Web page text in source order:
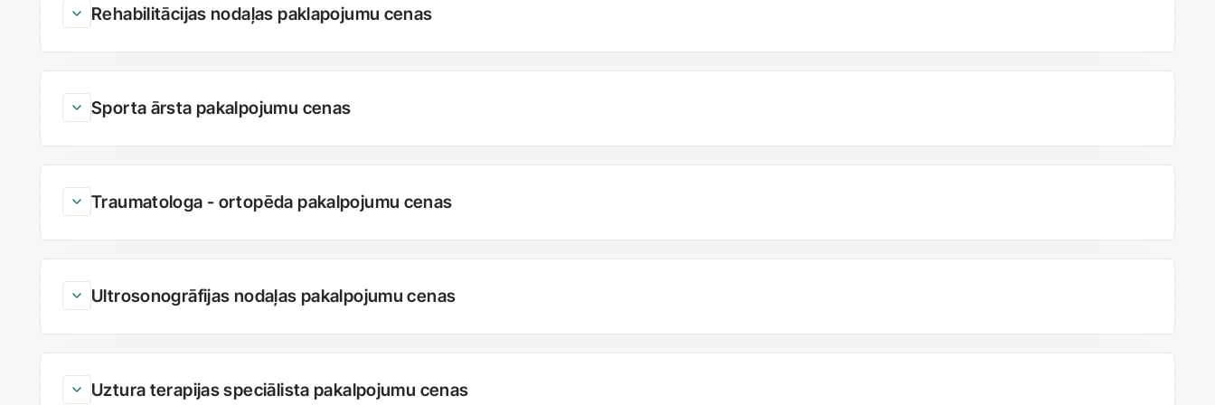
Rehabilitācijas nodaļas paklapojumu cenas
Sporta ārsta pakalpojumu cenas
Traumatologa - ortopēda pakalpojumu cenas
Ultrosonogrāfijas nodaļas pakalpojumu cenas
Uztura terapijas speciālista pakalpojumu cenas